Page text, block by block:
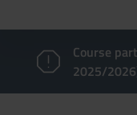
Course
2025/